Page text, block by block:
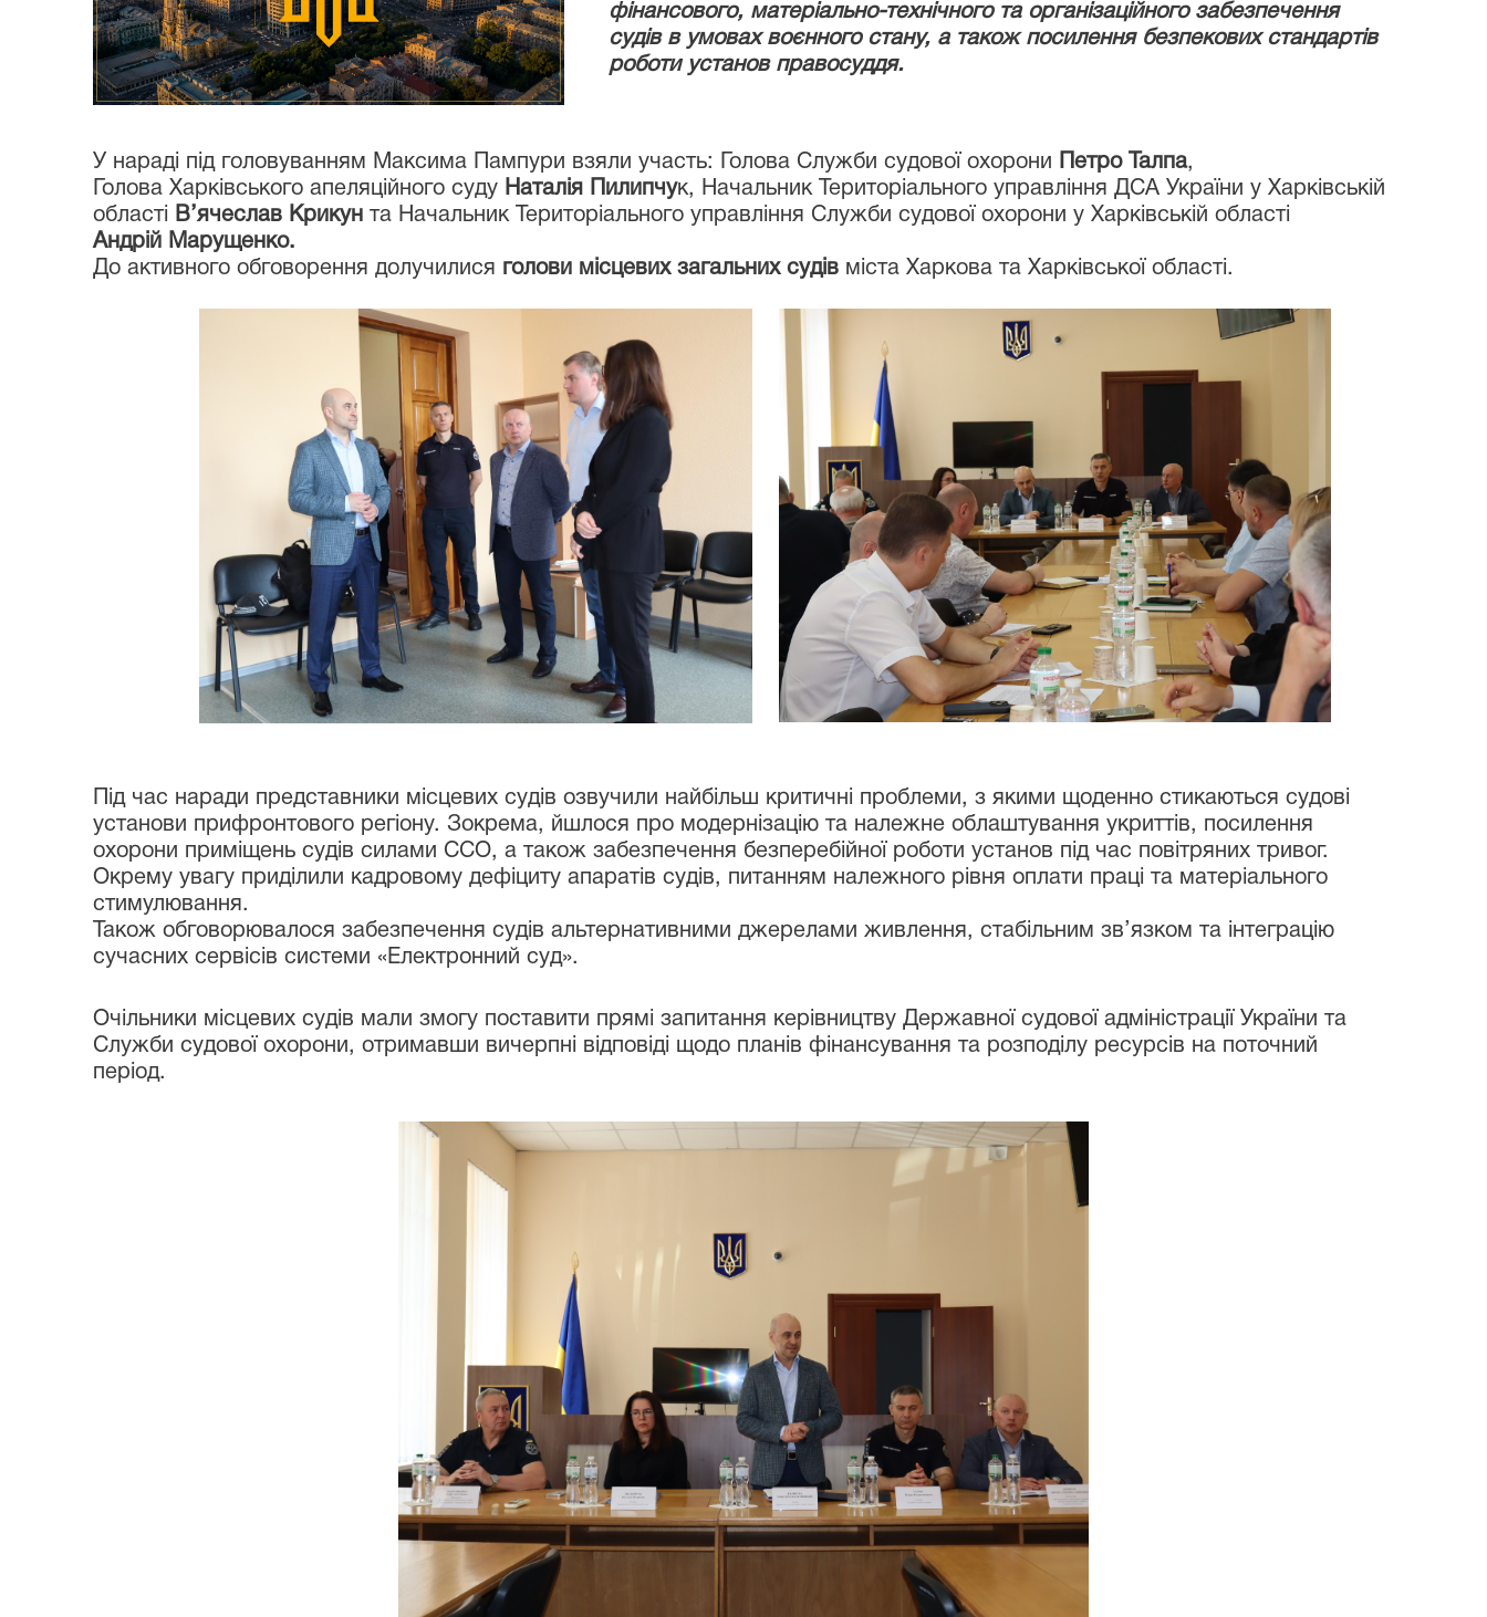
фінансового, матеріально-технічного та організаційного забезпечення
судів в умовах воєнного стану, а також посилення безпекових стандартів
роботи установ правосуддя.
У нараді під головуванням Максима Пампури взяли участь: Голова Служби судової охорони Петро Талпа,
Голова Харківського апеляційного суду Наталія Пилипчук, Начальник Територіального управління ДСА України у Харківській
області
В’ячеслав Крикун та Начальник Територіального управління Служби судової охорони у Харківській області
Андрій Марущенко.
До активного обговорення долучилися голови місцевих загальних судів міста Харкова та Харківської області.
Під час наради представники місцевих судів озвучили найбільш критичні проблеми, з якими щоденно стикаються судові
установи прифронтового регіону. Зокрема, йшлося про модернізацію та належне облаштування укриттів, посилення
охорони приміщень судів силами ССО, а також забезпечення безперебійної роботи установ під час повітряних тривог.
Окрему увагу приділили кадровому дефіциту апаратів судів, питанням належного рівня оплати праці та матеріального
стимулювання.
Також обговорювалося забезпечення судів альтернативними джерелами живлення, стабільним зв’язком та інтеграцію
сучасних сервісів системи «Електронний суд».
Очільники місцевих судів мали змогу поставити прямі запитання керівництву Державної судової адміністрації України та
Служби судової охорони, отримавши вичерпні відповіді щодо планів фінансування та розподілу ресурсів на поточний
період.